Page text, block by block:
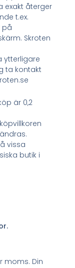
exakt återger
t.ex.
på
Skroten
ytterligare
ta kontakt
är 0,2
vissa
butik i
moms. Din